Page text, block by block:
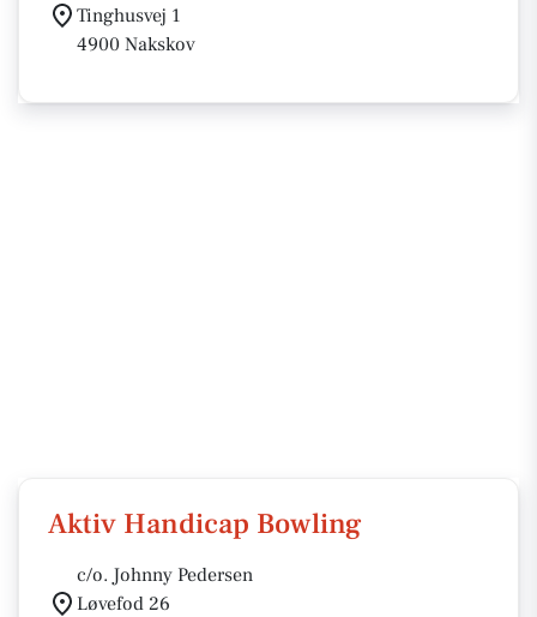
Tinghusvej 1
4900 Nakskov
Aktiv Handicap Bowling
c/o. Johnny Pedersen
Løvefod 26